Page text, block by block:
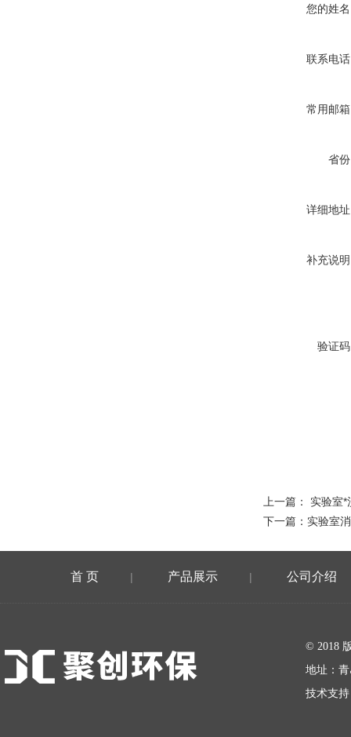
您的姓
联系电
常用邮
省
详细地
补充说
验证
上一篇： 实验室*
下一篇： 实验室
首 页 | 产品展示 | 公司介绍
© 2018
地址：
技术支